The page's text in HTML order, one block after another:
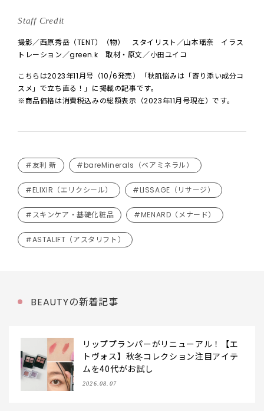
Staff Credit
撮影／西原秀岳（TENT）（物） スタイリスト／山本瑶奈 イラス
トレーション／green.k 取材・原文／小田ユイコ
こちらは2023年11月号（10/6発売）「秋肌悩みは「寄り添い成分コ
スメ」で立ち直る！」に掲載の記事です。
※商品価格は消費税込みの総額表示（2023年11月号現在）です。
#友利 新 #bareMinerals（ベアミネラル）
#ELIXIR（エリクシール） #LISSAGE（リサージ）
#スキンケア・基礎化粧品 #MENARD（メナード）
#ASTALIFT（アスタリフト）
BEAUTYの新着記事
リッププランパーがリニューアル！【エ
トヴォス】秋冬コレクション注目アイテ
ムを40代がお試し
2026.08.07